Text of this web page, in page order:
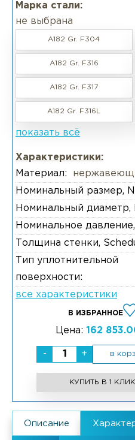
Марка стали:
не выбрана
A182 Gr. F304
A182 Gr. F316
A182 Gr. F317
A182 Gr. F316L
показать всё
Характеристики:
Материал:
Номинальный размер,
Номинальный диаметр,
Номинальное давление,
Толщина стенки,
Тип уплотнительной
поверхности:
все характеристики
В ИЗБРАННОЕ
Цена: 162
- + в
КУПИТЬ В 1 КЛИК